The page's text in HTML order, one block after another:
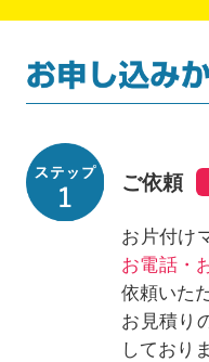
ご依頼
お片付け
お電話・
依頼いた
お見積り
しており